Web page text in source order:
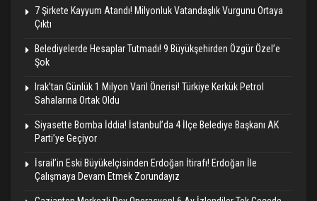
7 Şirkete Kayyum Atandı! Milyonluk Vatandaşlık Vurgunu Ortaya
Çıktı
Belediyelerde Hesaplar Tutmadı! 9 Büyükşehirden Özgür Özel’e
Şok
Irak’tan Günlük 1 Milyon Varil Önerisi! Türkiye Kerkük Petrol
Sahalarına Ortak Oldu
Siyasette Bomba İddia! İstanbul’da 4 İlçe Belediye Başkanı AK
Parti’ye Geçiyor
İsrail’in Eski Büyükelçisinden Erdoğan İtirafı! Erdoğan İle
Çalışmaya Devam Etmek Zorundayız